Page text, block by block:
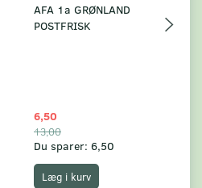
AFA 1a GRØNLAND
POSTFRISK
6,50
13,00
Du sparer: 6,50
Læg i kurv